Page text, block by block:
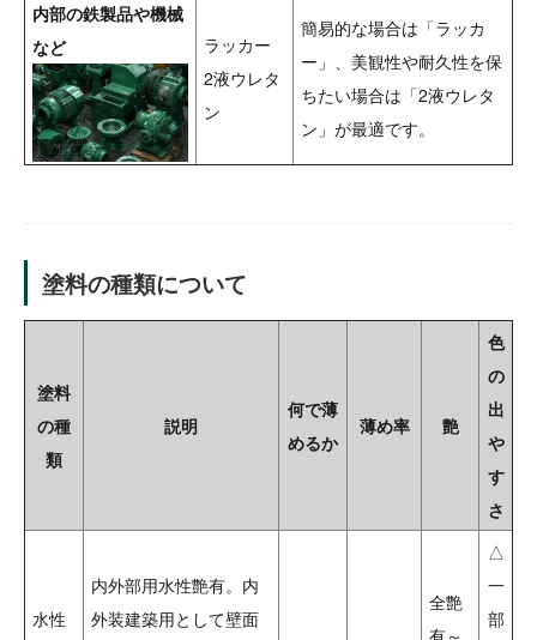
内部の鉄製品や機械
など
ラッカー
2液ウレタ
ン
簡易的な場合は「ラッカ
ー」、美観性や耐久性を保
ちたい場合は「2液ウレタ
ン」が最適です。
塗料の種類について
塗料
の種
類
説明
何で薄
めるか
薄め率 艶
色
の
出
や
す
さ
水性
内外部用水性艶有。内
外装建築用として壁面
全艶
有～
△
一
部